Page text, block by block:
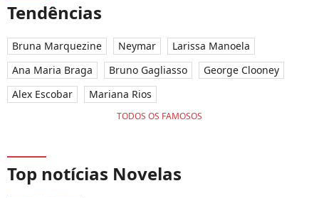
Tendências
Bruna Marquezine Neymar
Larissa Manoela
Ana Maria Braga
Bruno Gagliasso
George Clooney
Alex Escobar
Mariana Rios
TODOS OS FAMOSOS
Top notícias Novelas